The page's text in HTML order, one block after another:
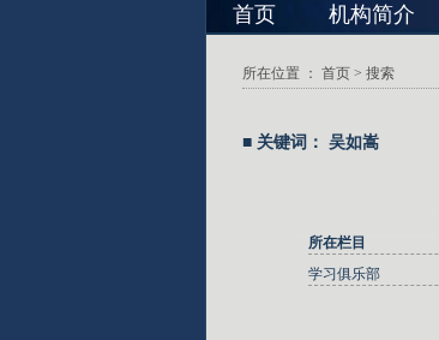
首页 机构简介
所在位置 ： 首页 > 搜索
■ 关键词： 吴如嵩
所在栏目
学习俱乐部